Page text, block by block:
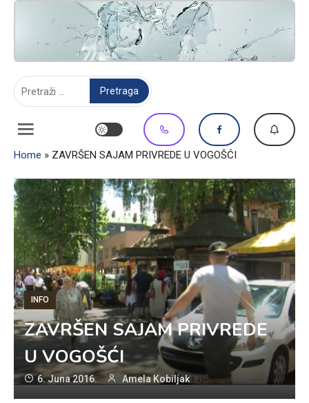
RADIO TELEVIZIJA VOGOŠĆA
Home » ZAVRŠEN SAJAM PRIVREDE U VOGOŠĆI
INFO
ZAVRŠEN SAJAM PRIVREDE
U VOGOŠĆI
6. Juna 2016. Amela Kobiljak